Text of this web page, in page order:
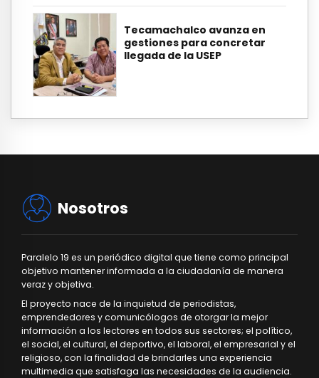
Tecamachalco avanza en
gestiones para concretar
llegada de la USEP
Nosotros
Paralelo 19 es un periódico digital que tiene como principal
objetivo mantener informada a la ciudadanía de manera
veraz y objetiva.
El proyecto nace de la inquietud de periodistas,
emprendedores y comunicólogos de otorgar la mejor
información a los lectores en todos sus sectores; el político,
el social, el cultural, el deportivo, el laboral, el empresarial y el
religioso, con la finalidad de brindarles una experiencia
multimedia que satisfaga las necesidades de la audiencia.